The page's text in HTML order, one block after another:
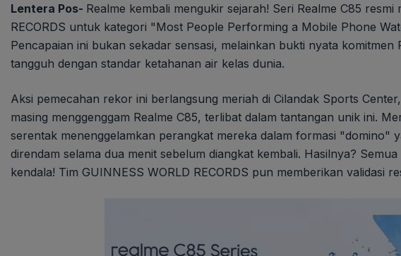
Lentera Pos- Realme kembali mengukir sejarah! Seri Realme C85
RECORDS untuk kategori "Most People Performing a Mobile Phone
Pencapaian ini bukan sekadar sensasi, melainkan bukti nyata
tangguh dengan standar ketahanan air kelas dunia.
Aksi pemecahan rekor ini berlangsung meriah di Cilandak Sports
masing menggenggam Realme C85, terlibat dalam tantangan unik ini.
serentak menenggelamkan perangkat mereka dalam formasi "domino"
direndam selama dua menit sebelum diangkat kembali. Hasilnya?
kendala! Tim GUINNESS WORLD RECORDS pun memberikan validasi